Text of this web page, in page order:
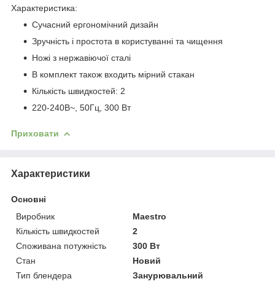
Характеристика:
Сучасний ергономічний дизайн
Зручність і простота в користуванні та чищення
Ножі з нержавіючої сталі
В комплект також входить мірний стакан
Кількість швидкостей: 2
220-240В~, 50Гц, 300 Вт
Приховати
Характеристики
Основні
Виробник
Maestro
Кількість швидкостей
2
Споживана потужність
300 Вт
Стан
Новий
Тип блендера
Занурювальний